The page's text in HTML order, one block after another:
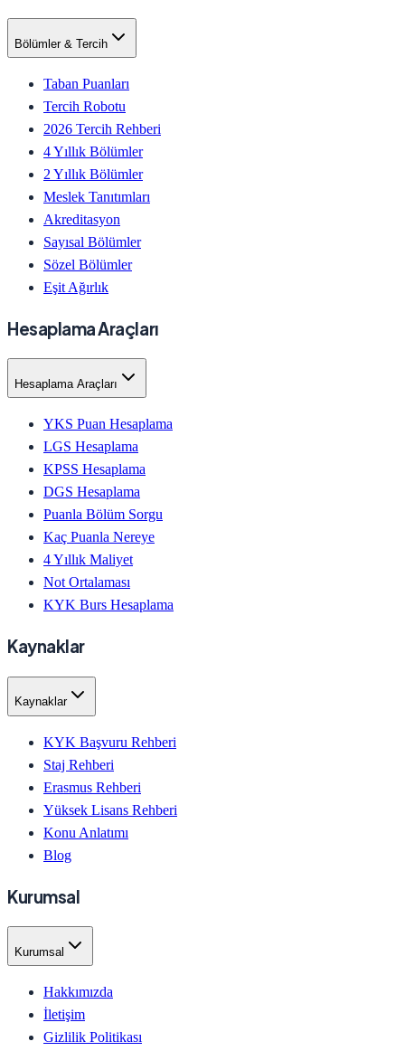
Bölümler & Tercih
Taban Puanları
Tercih Robotu
2026 Tercih Rehberi
4 Yıllık Bölümler
2 Yıllık Bölümler
Meslek Tanıtımları
Akreditasyon
Sayısal Bölümler
Sözel Bölümler
Eşit Ağırlık
Hesaplama Araçları
Hesaplama Araçları
YKS Puan Hesaplama
LGS Hesaplama
KPSS Hesaplama
DGS Hesaplama
Puanla Bölüm Sorgu
Kaç Puanla Nereye
4 Yıllık Maliyet
Not Ortalaması
KYK Burs Hesaplama
Kaynaklar
Kaynaklar
KYK Başvuru Rehberi
Staj Rehberi
Erasmus Rehberi
Yüksek Lisans Rehberi
Konu Anlatımı
Blog
Kurumsal
Kurumsal
Hakkımızda
İletişim
Gizlilik Politikası